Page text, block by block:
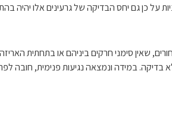
על כן גם יחס הבדיקה של גרעינים אלו יהיה
שאין סימני חרקים ביניהם או בתחתית